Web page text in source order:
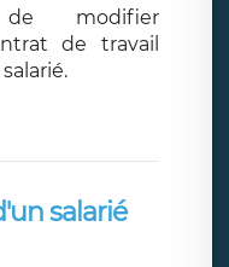
modifier
de travail
salarié